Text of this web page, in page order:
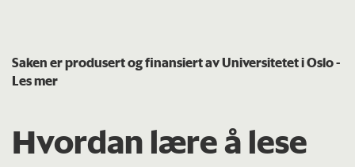
Saken er produsert og finansiert av Universitetet i Oslo-
Les mer
Hvordan lære å lese